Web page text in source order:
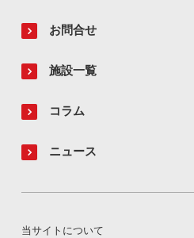
お問合せ
施設一覧
コラム
ニュース
当サイトについて